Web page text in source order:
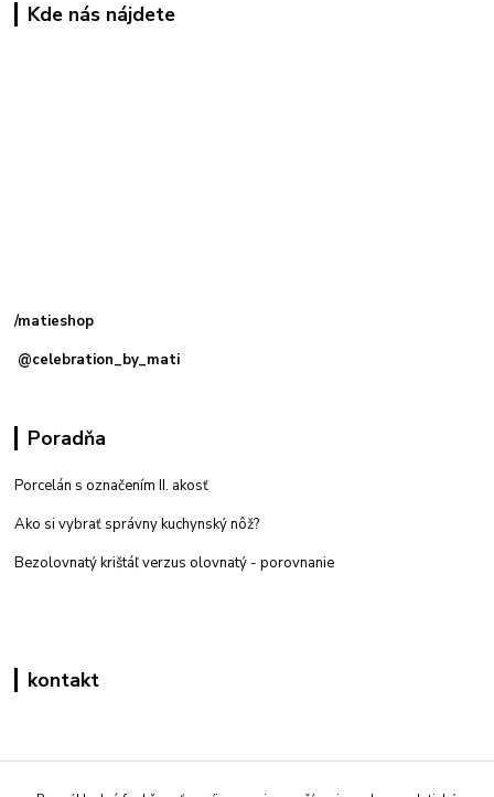
Kde nás nájdete
/matieshop
@celebration_by_mati
Poradňa
Porcelán s označením II. akosť
Ako si vybrať správny kuchynský nôž?
Bezolovnatý krištáľ verzus olovnatý - porovnanie
kontakt
+421 908 861 051